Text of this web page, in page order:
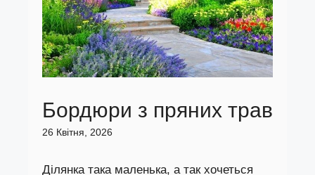
Бордюри з пряних трав
26 Квітня, 2026
Ділянка така маленька, а так хочеться